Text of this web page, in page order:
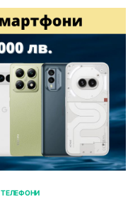
ТЕЛЕФОНИ